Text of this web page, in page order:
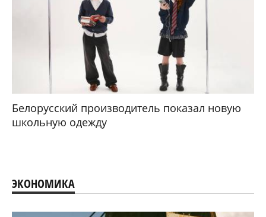
Белорусский производитель показал новую
школьную одежду
ЭКОНОМИКА